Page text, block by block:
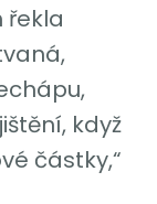
řekla
když
částky,“